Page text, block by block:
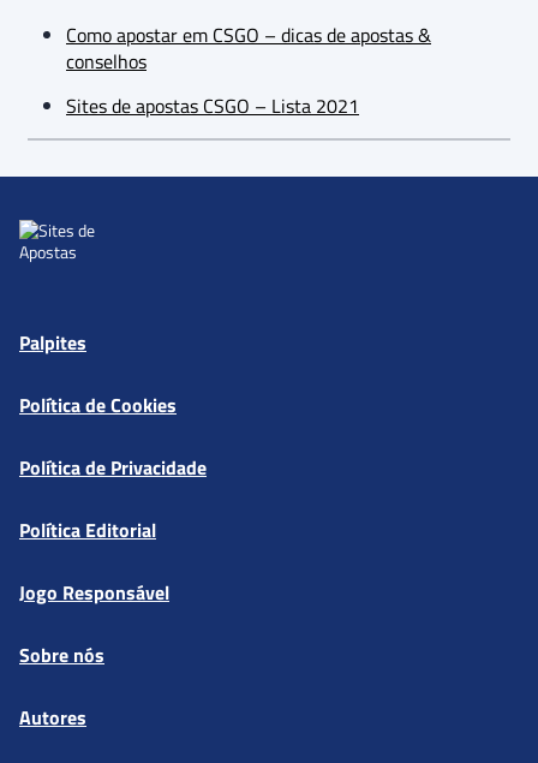
Como apostar em CSGO – dicas de apostas &
conselhos
Sites de apostas CSGO – Lista 2021
Palpites
Política de Cookies
Política de Privacidade
Política Editorial
Jogo Responsável
Sobre nós
Autores